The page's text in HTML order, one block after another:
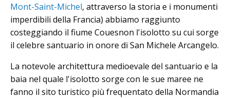
Mont-Saint-Michel, attraverso la storia e i monumenti
imperdibili della Francia) abbiamo raggiunto
costeggiando il fiume Couesnon l'isolotto su cui sorge
il celebre santuario in onore di San Michele Arcangelo.
La notevole architettura medioevale del santuario e la
baia nel quale l'isolotto sorge con le sue maree ne
fanno il sito turistico più frequentato della Normandia